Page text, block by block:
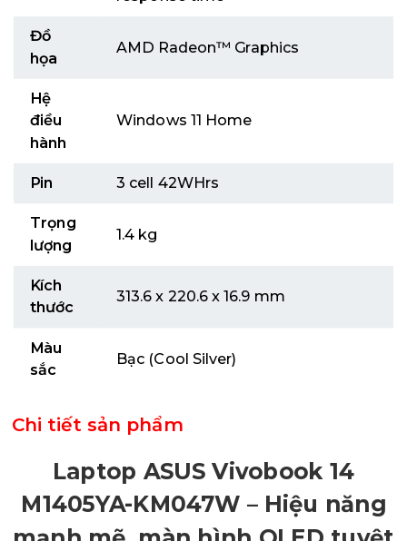
Đồ
họa
AMD Radeon™ Graphics
Hệ
điều
hành
Windows 11 Home
Pin 3 cell 42WHrs
Trọng
lượng
1.4 kg
Kích
thước
313.6 x 220.6 x 16.9 mm
Màu
sắc
Bạc (Cool Silver)
Chi tiết sản phẩm
Laptop ASUS Vivobook 14
M1405YA-KM047W – Hiệu năng